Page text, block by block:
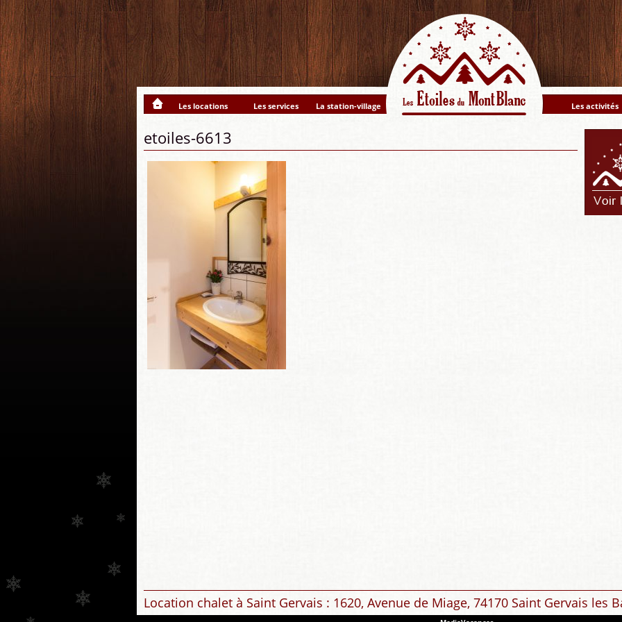
Les locations Les services La station-village Les activités
etoiles-6613
Location chalet à Saint Gervais : 1620, Avenue de Miage, 74170 Saint Gervais les